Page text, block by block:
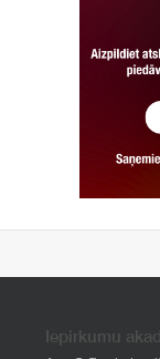
Iepirkumu